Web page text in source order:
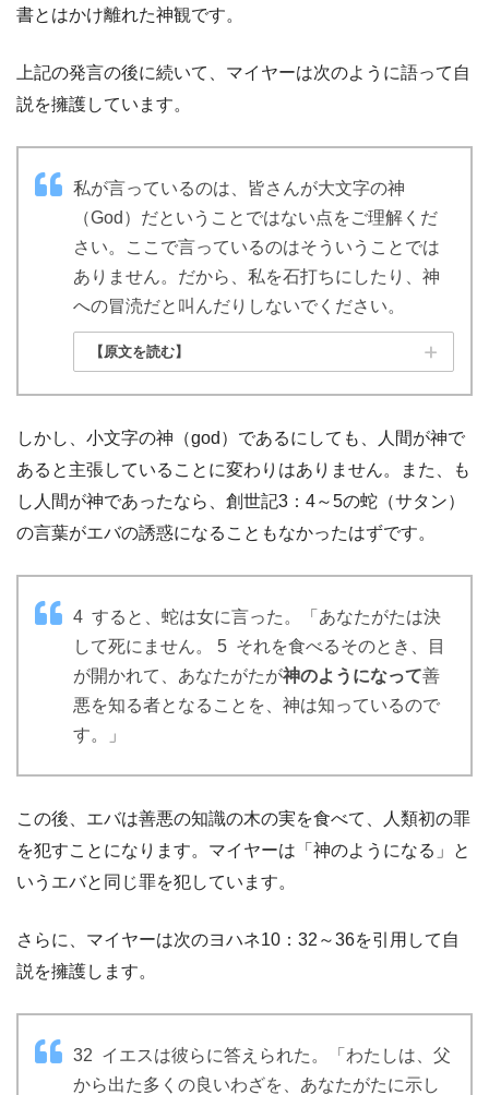
書とはかけ離れた神観です。
上記の発言の後に続いて、マイヤーは次のように語って自
説を擁護しています。
私が言っているのは、皆さんが大文字の神
（God）だということではない点をご理解くだ
さい。ここで言っているのはそういうことでは
ありません。だから、私を石打ちにしたり、神
への冒涜だと叫んだりしないでください。
【原文を読む】
しかし、小文字の神（god）であるにしても、人間が神で
あると主張していることに変わりはありません。また、も
し人間が神であったなら、創世記3：4～5の蛇（サタン）
の言葉がエバの誘惑になることもなかったはずです。
4 すると、蛇は女に言った。「あなたがたは決
して死にません。 5 それを食べるそのとき、目
が開かれて、あなたがたが神のようになって善
悪を知る者となることを、神は知っているので
す。」
この後、エバは善悪の知識の木の実を食べて、人類初の罪
を犯すことになります。マイヤーは「神のようになる」と
いうエバと同じ罪を犯しています。
さらに、マイヤーは次のヨハネ10：32～36を引用して自
説を擁護します。
32 イエスは彼らに答えられた。「わたしは、父
から出た多くの良いわざを、あなたがたに示し